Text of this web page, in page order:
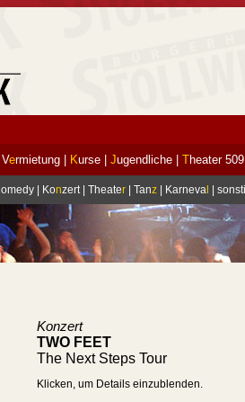
Vermietung Kurse Jugendliche Theater 509
Konzert Theater Tanz Karneva sonsti
Konzert
TWO FEET
The Next Steps Tour
Klicken, um Details einzublenden.